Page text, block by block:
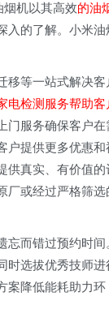
机以其高效的油
入的了解。小米油
移等一站式解决客
电检测服务帮助客
门服务确保客户在
户提供更多优惠和
供真实、有价值的
厂或经过严格筛选
而错过预约时间
时选拔优秀技师进
案降低能耗助力环